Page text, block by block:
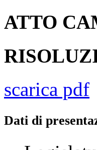
ATTO
scarica pdf
Dati di